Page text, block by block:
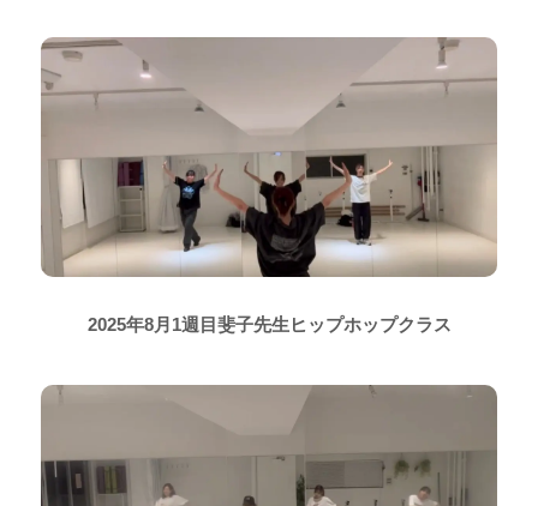
2025年8月1週目斐子先生ヒップホップクラス